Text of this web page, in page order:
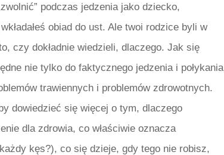
podczas jedzenia jako dziecko,
obiad do ust. Ale twoi rodzice byli w
czy dokładnie wiedzieli, dlaczego. Jak się
nie tylko do faktycznego jedzenia i połykania
trawiennych i problemów zdrowotnych.
dowiedzieć się więcej o tym, dlaczego
dla zdrowia, co właściwie oznacza
kęs?), co się dzieje, gdy tego nie robisz,